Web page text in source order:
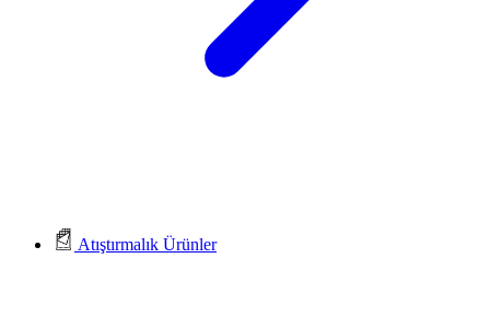
Atıştırmalık Ürünler